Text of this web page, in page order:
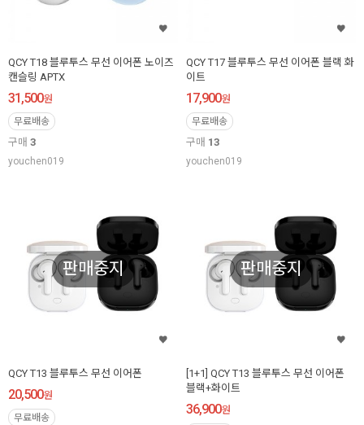
QCY T18 블루투스 무선 이어폰 노이즈
캔슬링 APTX
31,500원
무료배송
구매 3
youchen019
QCY T17 블루투스 무선 이어폰 블랙 화
이트
17,900원
무료배송
구매 13
youchen019
판매중지
QCY T13 블루투스 무선 이어폰
20,500원
무료배송
판매중지
[1+1] QCY T13 블루투스 무선 이어폰
블랙+화이트
36,900원